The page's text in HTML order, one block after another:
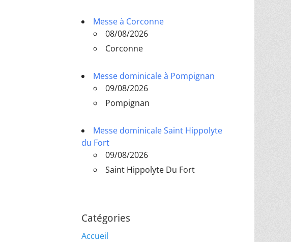
Messe à Corconne
08/08/2026
Corconne
Messe dominicale à Pompignan
09/08/2026
Pompignan
Messe dominicale Saint Hippolyte
du Fort
09/08/2026
Saint Hippolyte Du Fort
Catégories
Accueil